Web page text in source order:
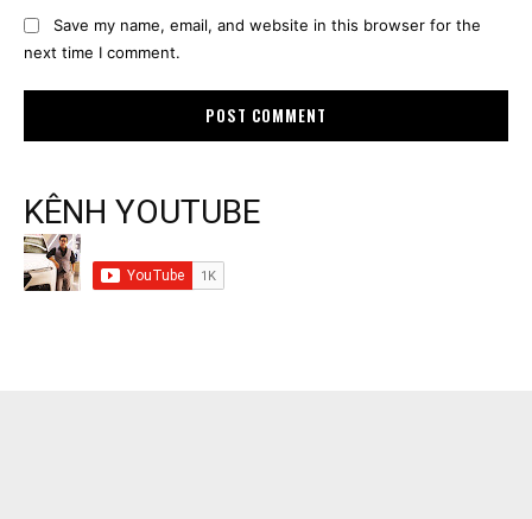
Save my name, email, and website in this browser for the
next time I comment.
KÊNH YOUTUBE